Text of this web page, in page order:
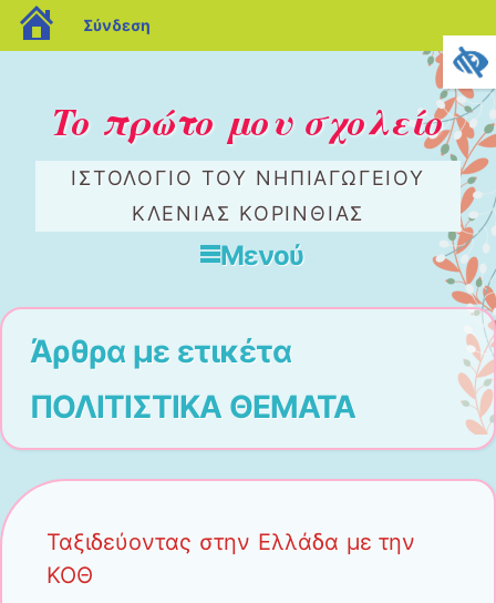
To πρώτο μου σχολείο
ΙΣΤΟΛΌΓΙΟ ΤΟΥ ΝΗΠΙΑΓΩΓΕΊΟΥ
ΚΛΈΝΙΑΣ ΚΟΡΙΝΘΊΑΣ
Μενού
Άρθρα με ετικέτα
ΠΟΛΙΤΙΣΤΙΚΑ ΘΕΜΑΤΑ
Ταξιδεύοντας στην Ελλάδα με την
ΚΟΘ
blogs.sch.gr
Σύνδεση